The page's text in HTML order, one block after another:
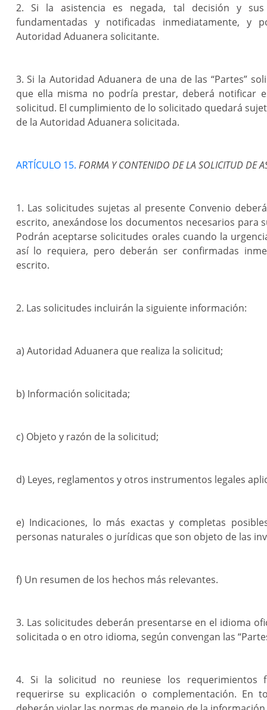
2. Si la asistencia es negada, tal decisión y sus
fundamentadas y notificadas inmediatamente, y
Autoridad Aduanera solicitante.
3. Si la Autoridad Aduanera de una de las “Partes”
que ella misma no podría prestar, deberá notificar
solicitud. El cumplimiento de lo solicitado quedará
de la Autoridad Aduanera solicitada.
ARTÍCULO 15. FORMA Y CONTENIDO DE LA SOLICITUD DE
1. Las solicitudes sujetas al presente Convenio
escrito, anexándose los documentos necesarios para
Podrán aceptarse solicitudes orales cuando la
así lo requiera, pero deberán ser confirmadas
escrito.
2. Las solicitudes incluirán la siguiente información:
a) Autoridad Aduanera que realiza la solicitud;
b) Información solicitada;
c) Objeto y razón de la solicitud;
d) Leyes, reglamentos y otros instrumentos legales
e) Indicaciones, lo más exactas y completas
personas naturales o jurídicas que son objeto de las
f) Un resumen de los hechos más relevantes.
3. Las solicitudes deberán presentarse en el idioma
solicitada o en otro idioma, según convengan las
4. Si la solicitud no reuniese los requerimientos
requerirse su explicación o complementación. En